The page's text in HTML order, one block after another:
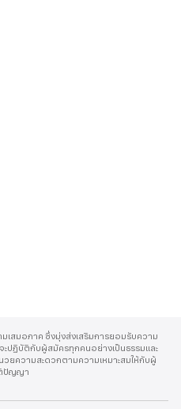
สมอภาค ซึ่งมุ่งส่งเสริมการยอมรับความ
ปฏิบัติกับผู้สมัครทุกคนอย่างเป็นธรรมและ
วยความสะดวกตามความเหมาะสมให้กับผู้
ปัญญา